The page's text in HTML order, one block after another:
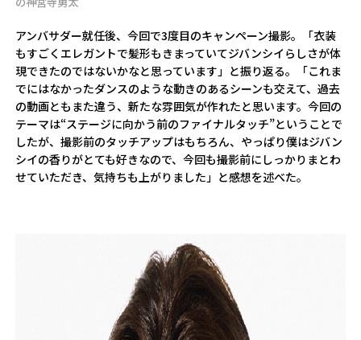
アンバサダー就任後、今回で3度目のキャンペーン撮影。「衣装
もすごくエレガントで髪形もきまっていてジバンシイらしさが体
現できたのではないかなと思っています」と振り返る。「これま
でにはなかったダンスのような動きのあるシーンも交えて、過去
の動画ともまた違う、新たな雰囲気が作れたと思います。今回の
テーマは“ステージに向かう前のファイナルタッチ”ということで
したが、撮影前のタッチアップはもちろん、やっぱり僕はジバン
シイの香りがとても好きなので、今回も撮影前にしっかりまとわ
せていただき、気持ちも上がりました」と感想を述べた。